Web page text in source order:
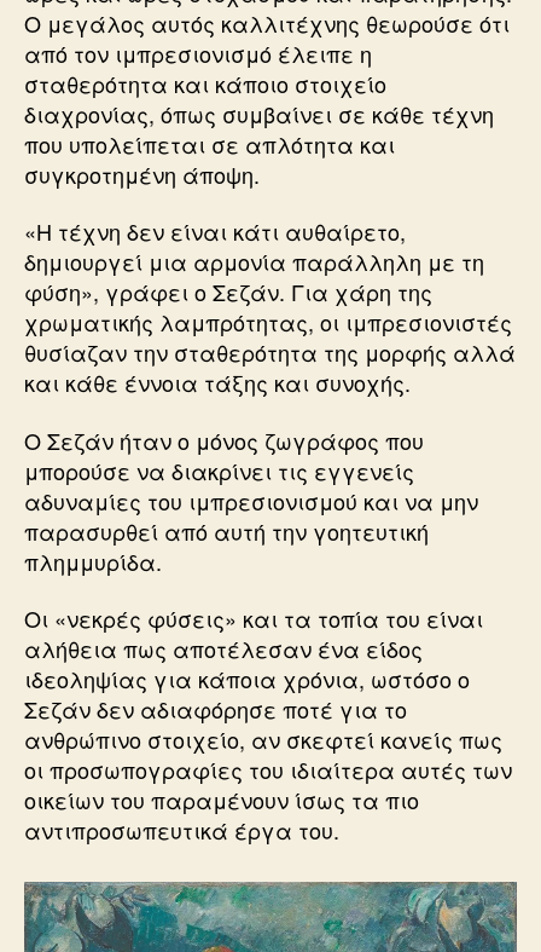
Ο μεγάλος αυτός καλλιτέχνης θεωρούσε ότι
από τον ιμπρεσιονισμό έλειπε η
σταθερότητα και κάποιο στοιχείο
διαχρονίας, όπως συμβαίνει σε κάθε τέχνη
που υπολείπεται σε απλότητα και
συγκροτημένη άποψη.
«Η τέχνη δεν είναι κάτι αυθαίρετο,
δημιουργεί μια αρμονία παράλληλη με τη
φύση», γράφει ο Σεζάν. Για χάρη της
χρωματικής λαμπρότητας, οι ιμπρεσιονιστές
θυσίαζαν την σταθερότητα της μορφής αλλά
και κάθε έννοια τάξης και συνοχής.
Ο Σεζάν ήταν ο μόνος ζωγράφος που
μπορούσε να διακρίνει τις εγγενείς
αδυναμίες του ιμπρεσιονισμού και να μην
παρασυρθεί από αυτή την γοητευτική
πλημμυρίδα.
Οι «νεκρές φύσεις» και τα τοπία του είναι
αλήθεια πως αποτέλεσαν ένα είδος
ιδεοληψίας για κάποια χρόνια, ωστόσο ο
Σεζάν δεν αδιαφόρησε ποτέ για το
ανθρώπινο στοιχείο, αν σκεφτεί κανείς πως
οι προσωπογραφίες του ιδιαίτερα αυτές των
οικείων του παραμένουν ίσως τα πιο
αντιπροσωπευτικά έργα του.